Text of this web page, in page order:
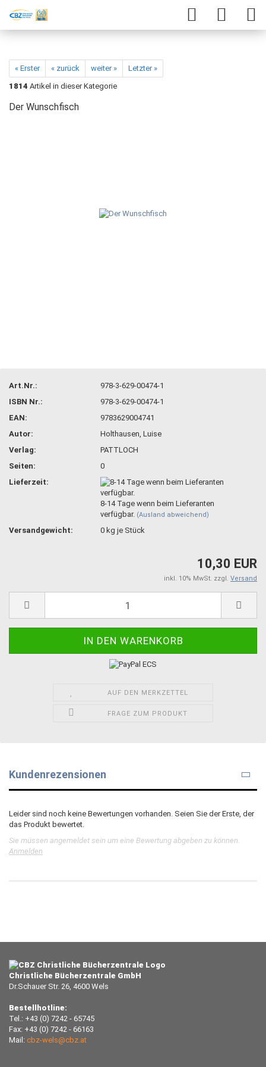
« Erster « zurück weiter »
Letzter »
1814 Artikel in dieser Kategorie
Der Wunschfisch
Art.Nr.:
978-3-629-00474-1
ISBN Nr.:
978-3-629-00474-1
EAN:
9783629004741
Autor:
Holthausen, Luise
Verlag:
PATTLOCH
Seiten:
0
Lieferzeit:
8-14 Tage wenn beim Lieferanten
verfügbar. (Ausland abweichend)
Versandgewicht: 0 kg je Stück
10,30 EUR
inkl. 10% MwSt. zzgl. Versand
AUF DEN MERKZETTEL
FRAGE ZUM PRODUKT
Kundenrezensionen
Leider sind noch keine Bewertungen vorhanden. Seien Sie der Erste, der
das Produkt bewertet.
Sie müssen angemeldet sein um eine Bewertung abgeben zu können.
Anmelden
Christliche Bücherzentrale GmbH
Dr.Schauer Str. 26, 4600 Wels
Bestellhotline:
Tel.: +43 (0) 7242 - 65745
Fax: +43 (0) 7242 - 66163
Mail: cbz-wels@cbz.at